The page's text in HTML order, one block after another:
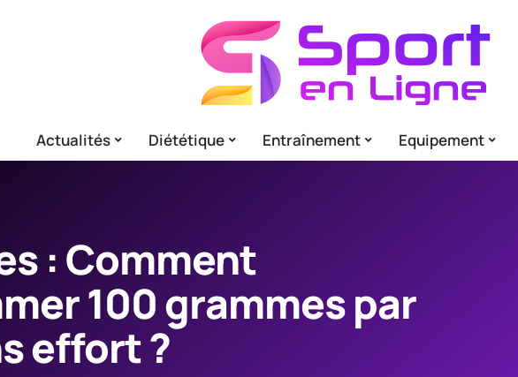
Actualités Diététique Entraînement Equipement
: Comment
100 grammes par
effort ?